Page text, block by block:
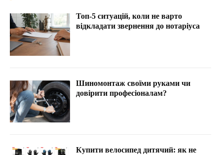
Топ-5 ситуацій, коли не варто
відкладати звернення до нотаріуса
Шиномонтаж своїми руками чи
довірити професіоналам?
Купити велосипед дитячий: як не